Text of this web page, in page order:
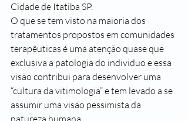
Cidade de Itatiba SP.
O que se tem visto na maioria dos
tratamentos propostos em comunidades
terapêuticas é uma atenção quase que
exclusiva a patologia do individuo e essa
visão contribui para desenvolver uma
“cultura da vitimologia” e tem levado a se
assumir uma visão pessimista da
natureza humana.